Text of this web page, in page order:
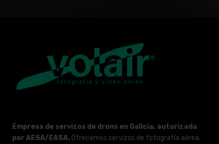
Empresa de servizos de drons en Galicia, autorizada
por AESA/EASA. Ofrecemos servizos de fotografía aérea,